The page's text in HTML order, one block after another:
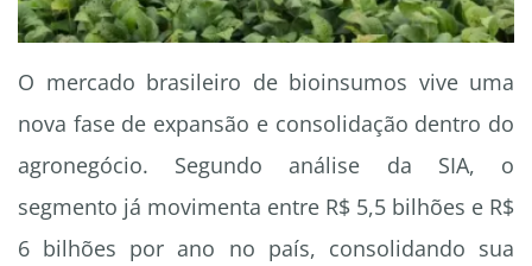
O mercado brasileiro de bioinsumos vive uma
nova fase de expansão e consolidação dentro do
agronegócio. Segundo análise da SIA, o
segmento já movimenta entre R$ 5,5 bilhões e R$
6 bilhões por ano no país, consolidando sua